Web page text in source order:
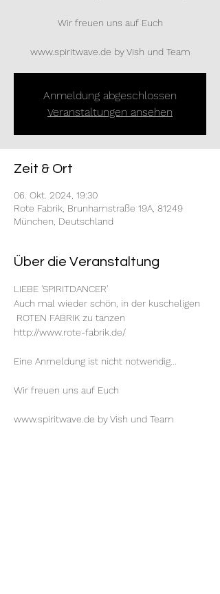
Wir freuen uns auf Euch
www.spiritwave.de by Vish und Team
Anmeldung abgeschlossen
Veranstaltungen ansehen
Zeit & Ort
06. Okt. 2024, 19:30
Rote Fabrik, Brunhamstraße 19A, 81249
München, Deutschland
Über die Veranstaltung
LIEBE 'SPIRITDANCER'
Auch mal wieder schön, in der kuscheligen
ROTEN FABRIK zu tanzen
http://www.rote-fabrik.de/
Eine Anmeldung ist nicht notwendig...
Wir freuen uns auf Euch
www.spiritwave.de by Vish und Team